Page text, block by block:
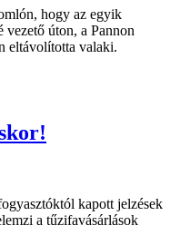
hogy az egyik
úton, a Pannon
eltávolította valaki.
kapott jelzések
a tűzifavásárlások